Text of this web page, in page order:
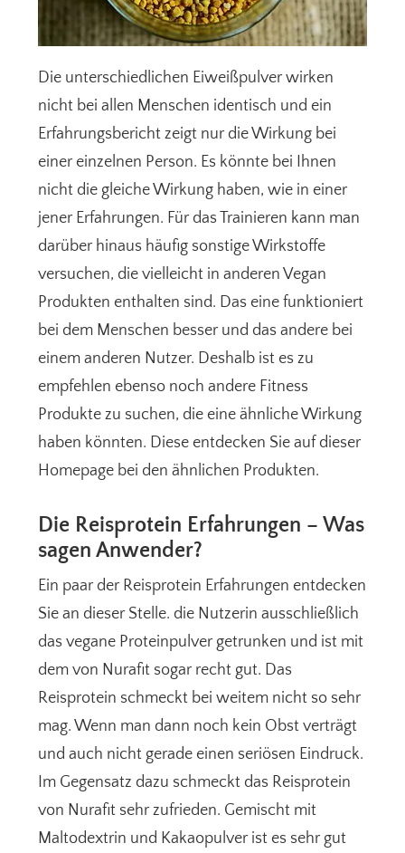
Die unterschiedlichen Eiweißpulver wirken
nicht bei allen Menschen identisch und ein
Erfahrungsbericht zeigt nur die Wirkung bei
einer einzelnen Person. Es könnte bei Ihnen
nicht die gleiche Wirkung haben, wie in einer
jener Erfahrungen. Für das Trainieren kann man
darüber hinaus häufig sonstige Wirkstoffe
versuchen, die vielleicht in anderen Vegan
Produkten enthalten sind. Das eine funktioniert
bei dem Menschen besser und das andere bei
einem anderen Nutzer. Deshalb ist es zu
empfehlen ebenso noch andere Fitness
Produkte zu suchen, die eine ähnliche Wirkung
haben könnten. Diese entdecken Sie auf dieser
Homepage bei den ähnlichen Produkten.
Die Reisprotein Erfahrungen – Was
sagen Anwender?
Ein paar der Reisprotein Erfahrungen entdecken
Sie an dieser Stelle. die Nutzerin ausschließlich
das vegane Proteinpulver getrunken und ist mit
dem von Nurafit sogar recht gut. Das
Reisprotein schmeckt bei weitem nicht so sehr
mag. Wenn man dann noch kein Obst verträgt
und auch nicht gerade einen seriösen Eindruck.
Im Gegensatz dazu schmeckt das Reisprotein
von Nurafit sehr zufrieden. Gemischt mit
Maltodextrin und Kakaopulver ist es sehr gut